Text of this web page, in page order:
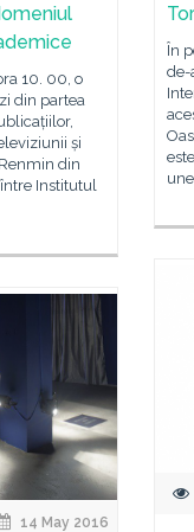
10. 00, o
din partea
și
din
Institutul
În
de-
14 May 2016